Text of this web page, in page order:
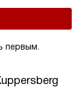
первым.